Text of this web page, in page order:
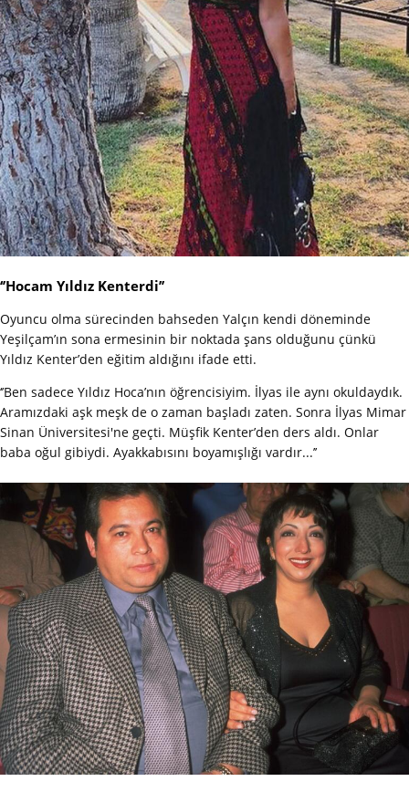
‘’Hocam Yıldız Kenterdi’’
Oyuncu olma sürecinden bahseden Yalçın kendi döneminde
Yeşilçam’ın sona ermesinin bir noktada şans olduğunu çünkü
Yıldız Kenter’den eğitim aldığını ifade etti.
‘’Ben sadece Yıldız Hoca’nın öğrencisiyim. İlyas ile aynı okuldaydık.
Aramızdaki aşk meşk de o zaman başladı zaten. Sonra İlyas Mimar
Sinan Üniversitesi'ne geçti. Müşfik Kenter’den ders aldı. Onlar
baba oğul gibiydi. Ayakkabısını boyamışlığı vardır...’’